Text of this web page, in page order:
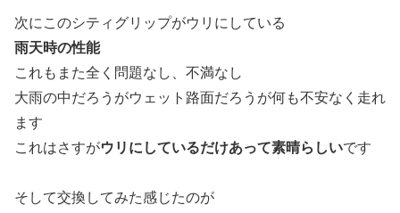
次にこのシティグリップがウリにしている
雨天時の性能
これもまた全く問題なし、不満なし
大雨の中だろうがウェット路面だろうが何も不安なく走れ
ます
これはさすがウリにしているだけあって素晴らしいです
そして交換してみた感じたのが